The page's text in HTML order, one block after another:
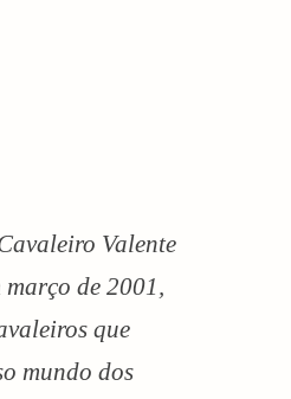
Valente
de 2001,
que
mundo dos